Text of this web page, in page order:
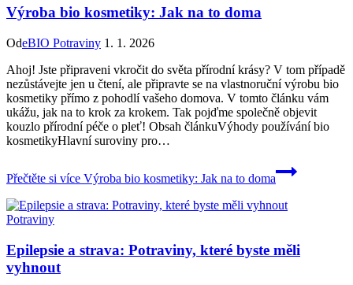
Výroba bio kosmetiky: Jak na to doma
OdeBIO Potraviny 1. 1. 2026
Ahoj! Jste připraveni vkročit do světa přírodní krásy? V tom případě
nezůstávejte jen u čtení, ale připravte se na vlastnoruční výrobu bio
kosmetiky‍ přímo z pohodlí vašeho ‍domova. ‍V tomto⁢ článku vám
ukážu, jak na to ‍krok za krokem. Tak‌ pojďme ⁣společně objevit
kouzlo přírodní ​péče‍ o pleť! Obsah článkuVýhody používání bio
kosmetikyHlavní suroviny pro…
Přečtěte si více Výroba bio kosmetiky: Jak na to doma
Potraviny
Epilepsie a strava: Potraviny, které byste měli
vyhnout